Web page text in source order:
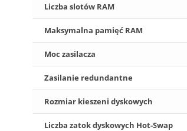
Liczba slotów RAM
Maksymalna pamięć RAM
Moc zasilacza
Zasilanie redundantne
Rozmiar kieszeni dyskowych
Liczba zatok dyskowych Hot-Swap